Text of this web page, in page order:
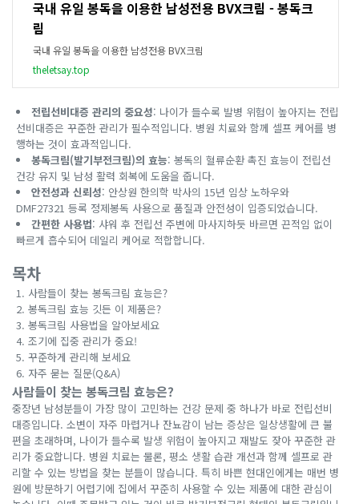
국내 유일 봉독을 이용한 남성전용 BVX크림 - 봉독크
림
국내 유일 봉독을 이용한 남성전용 BVX크림
theletsay.top
전립선비대증 관리의 중요성: 나이가 들수록 발병 위험이 높아지는 전립
선비대증은 꾸준한 관리가 필수적입니다. 병원 치료와 함께 셀프 케어를 병
행하는 것이 효과적입니다.
봉독크림(발기부전크림)의 효능: 봉독의 혈류순환 촉진 효능이 전립선
건강 유지 및 남성 활력 회복에 도움을 줍니다.
안전성과 신뢰성: 안상원 한의학 박사의 15년 임상 노하우와
DMF27321 등록 정제봉독 사용으로 품질과 안전성이 입증되었습니다.
간편한 사용법: 샤워 후 전립선 주변에 마사지하듯 바르면 끈적임 없이
빠르게 흡수되어 데일리 케어로 적합합니다.
목차
사람들이 찾는 봉독크림 효능은?
봉독크림 효능 깃든 이 제품은?
봉독크림 사용법을 알아보세요
조기에 집중 관리가 중요!
꾸준하게 관리해 보세요
자주 묻는 질문(Q&A)
사람들이 찾는 봉독크림 효능은?
중장년 남성분들이 가장 많이 고민하는 건강 문제 중 하나가 바로 전립선비
대증입니다. 소변이 자주 마렵거나 잔뇨감이 남는 증상은 일상생활에 큰 불
편을 초래하며, 나이가 들수록 발생 위험이 높아지고 재발도 잦아 꾸준한 관
리가 중요합니다. 병원 치료는 물론, 평소 생활 습관 개선과 함께 셀프로 관
리할 수 있는 방법을 찾는 분들이 많습니다. 특히 바쁜 현대인에게는 매번 병
원에 방문하기 어렵기에 집에서 꾸준히 사용할 수 있는 제품에 대한 관심이